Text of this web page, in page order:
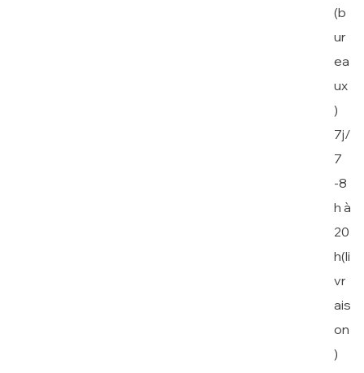
(b
ur
ea
ux
)
7j/
7
-8
h à
20
h(li
vr
ais
on
)